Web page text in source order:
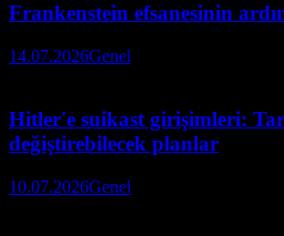
Frankenstein efsanesinin
14.07.2026Genel
Hitler'e suikast girişimleri:
değiştirebilecek planlar
10.07.2026Genel